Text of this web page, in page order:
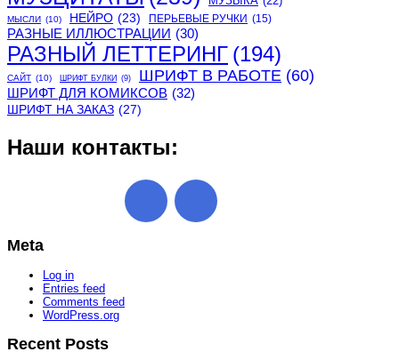
МЫСЛИ (10) НЕЙРО (23) ПЕРЬЕВЫЕ РУЧКИ (15)
РАЗНЫЕ ИЛЛЮСТРАЦИИ (30)
РАЗНЫЙ ЛЕТТЕРИНГ (194)
САЙТ (10) ШРИФТ БУЛКИ (9) ШРИФТ В РАБОТЕ (60)
ШРИФТ ДЛЯ КОМИКСОВ (32)
ШРИФТ НА ЗАКАЗ (27)
Наши контакты:
Meta
Log in
Entries feed
Comments feed
WordPress.org
Recent Posts